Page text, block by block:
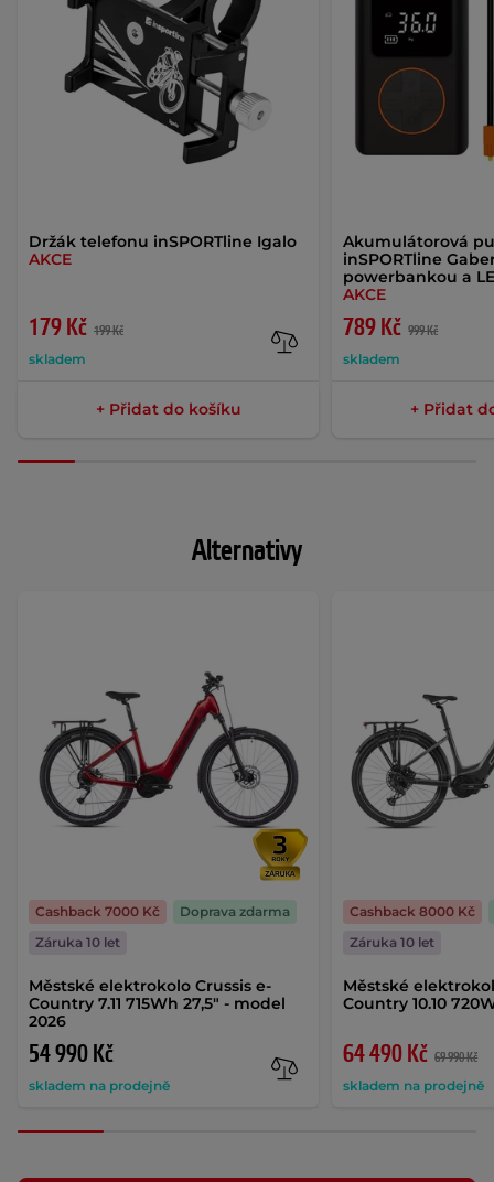
Držák telefonu inSPORTline Igalo
AKCE
179 Kč 199 Kč
skladem
+ Přidat do košíku
Akumulátorová
inSPORTline
powerbankou a
AKCE
789 Kč 999 Kč
skladem
+ Přidat
Alternativy
Městské elektrokolo Crussis e-
Country 7.11 715Wh 27,5" - model
2026
54 990 Kč
skladem na prodejně
Cashback 7000 Kč
Doprava zdarma
Záruka 10 let
Městské
Country 10.10
64 490 Kč 69 990 Kč
skladem na prodejně
Cashback 8000 Kč
Záruka 10 let